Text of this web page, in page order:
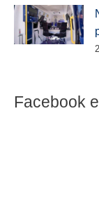
Facebook